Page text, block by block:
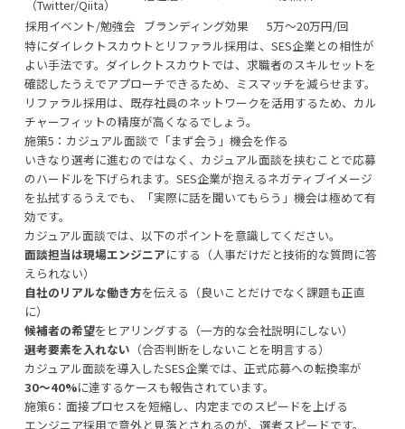
（Twitter/Qiita）
採用イベント/勉強会 ブランディング効果
5万〜20万円/回
特にダイレクトスカウトとリファラル採用は、SES企業との相性が
よい手法です。ダイレクトスカウトでは、求職者のスキルセットを
確認したうえでアプローチできるため、ミスマッチを減らせます。
リファラル採用は、既存社員のネットワークを活用するため、カル
チャーフィットの精度が高くなるでしょう。
施策5：カジュアル面談で「まず会う」機会を作る
いきなり選考に進むのではなく、カジュアル面談を挟むことで応募
のハードルを下げられます。SES企業が抱えるネガティブイメージ
を払拭するうえでも、「実際に話を聞いてもらう」機会は極めて有
効です。
カジュアル面談では、以下のポイントを意識してください。
面談担当は現場エンジニアにする（人事だけだと技術的な質問に答
えられない）
自社のリアルな働き方を伝える（良いことだけでなく課題も正直
に）
候補者の希望をヒアリングする（一方的な会社説明にしない）
選考要素を入れない （合否判断をしないことを明言する）
カジュアル面談を導入したSES企業では、正式応募への転換率が
30〜40%に達するケースも報告されています。
施策6：面接プロセスを短縮し、内定までのスピードを上げる
エンジニア採用で意外と見落とされるのが、選考スピードです。